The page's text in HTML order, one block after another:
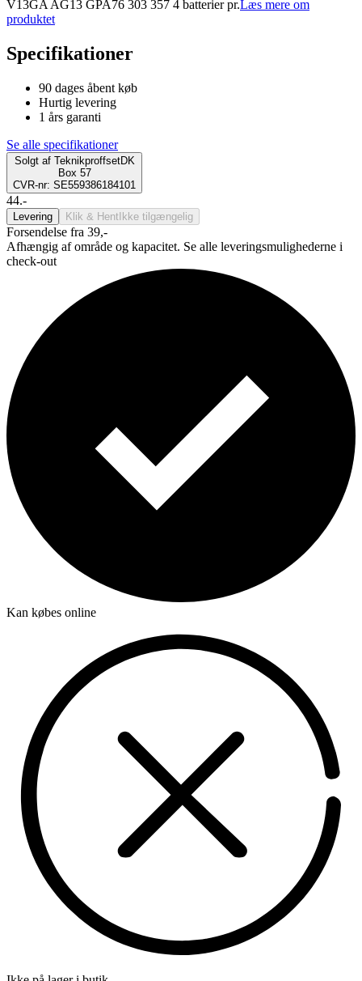
V13GA AG13 GPA76 303 357 4 batterier pr.Læs mere om
produktet
Specifikationer
90 dages åbent køb
Hurtig levering
1 års garanti
Se alle specifikationer
Solgt af TeknikproffsetDK
Box 57
CVR-nr: SE559386184101
44.-
Levering Klik & Hent Ikke tilgængelig
Forsendelse fra 39,-
Afhængig af område og kapacitet. Se alle leveringsmulighederne i
check-out
Kan købes online